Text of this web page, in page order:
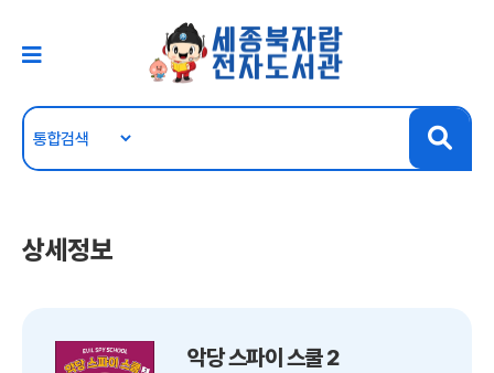
상세정보
악당 스파이 스쿨 2